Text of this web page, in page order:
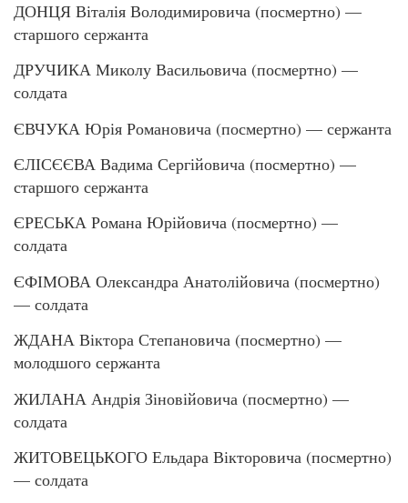
ДОНЦЯ Віталія Володимировича (посмертно) —
старшого сержанта
ДРУЧИКА Миколу Васильовича (посмертно) —
солдата
ЄВЧУКА Юрія Романовича (посмертно) — сержанта
ЄЛІСЄЄВА Вадима Сергійовича (посмертно) —
старшого сержанта
ЄРЕСЬКА Романа Юрійовича (посмертно) —
солдата
ЄФІМОВА Олександра Анатолійовича (посмертно)
— солдата
ЖДАНА Віктора Степановича (посмертно) —
молодшого сержанта
ЖИЛАНА Андрія Зіновійовича (посмертно) —
солдата
ЖИТОВЕЦЬКОГО Ельдара Вікторовича (посмертно)
— солдата